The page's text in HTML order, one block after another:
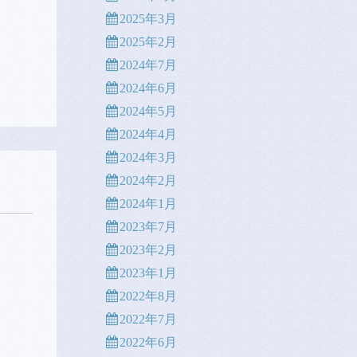
2025年3月
2025年2月
2024年7月
2024年6月
2024年5月
2024年4月
2024年3月
2024年2月
2024年1月
2023年7月
2023年2月
2023年1月
2022年8月
2022年7月
2022年6月